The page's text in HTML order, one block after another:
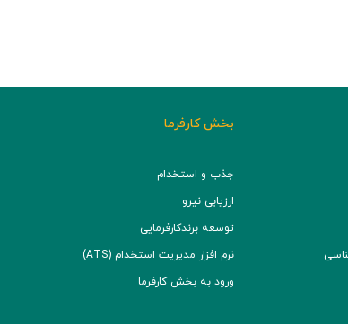
بخش کارفرما
جذب و استخدام
ارزیابی نیرو
توسعه برند‌کارفرمایی
نرم افزار مدیریت استخدام (ATS)
ورود به بخش کارفرما